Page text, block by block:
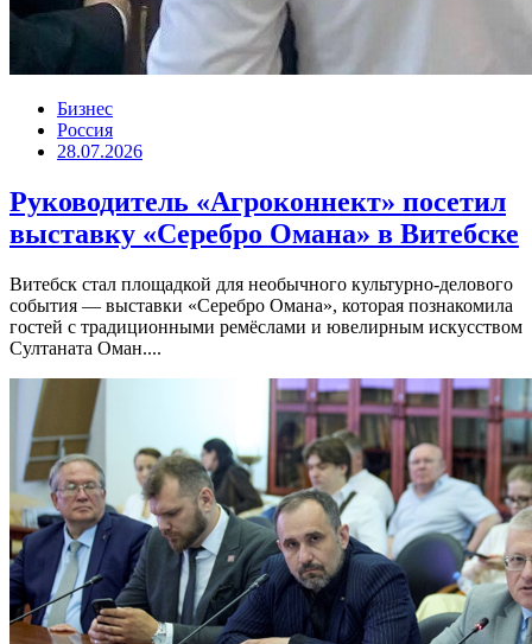
Бизнес
Россия
28.07.2026
Руководитель «Агроконнект» посетил
выставку «Серебро Омана» в Витебске
Витебск стал площадкой для необычного культурно-делового
события — выставки «Серебро Омана», которая познакомила
гостей с традиционными ремёслами и ювелирным искусством
Султаната Оман....